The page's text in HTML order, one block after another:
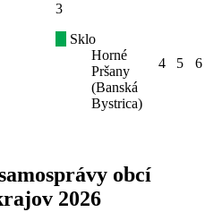
3
Sklo
Horné
Pršany
(Banská
Bystrica)
4 5 6
obcí
2026